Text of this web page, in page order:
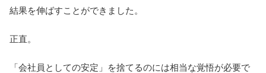
結果を伸ばすことができました。
正直。
「会社員としての安定」を捨てるのには相当な覚悟が必要で